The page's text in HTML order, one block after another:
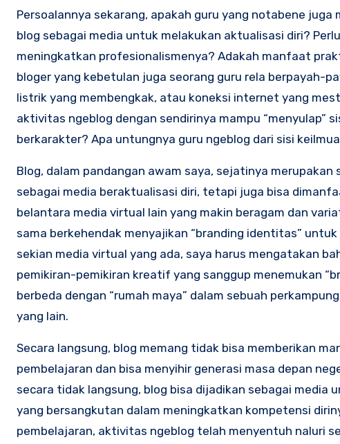
Persoalannya sekarang, apakah guru yang notabene
blog sebagai media untuk melakukan aktualisasi diri?
meningkatkan profesionalismenya? Adakah manfaat
bloger yang kebetulan juga seorang guru rela berpayah-
listrik yang membengkak, atau koneksi internet yang
aktivitas ngeblog dengan sendirinya mampu “menyulap”
berkarakter? Apa untungnya guru ngeblog dari sisi
Blog, dalam pandangan awam saya, sejatinya
sebagai media beraktualisasi diri, tetapi juga bisa
belantara media virtual lain yang makin beragam dan
sama berkehendak menyajikan “branding identitas”
sekian media virtual yang ada, saya harus mengatakan
pemikiran-pemikiran kreatif yang sanggup menemukan
berbeda dengan “rumah maya” dalam sebuah
yang lain.
Secara langsung, blog memang tidak bisa memberikan
pembelajaran dan bisa menyihir generasi masa depan
secara tidak langsung, blog bisa dijadikan sebagai
yang bersangkutan dalam meningkatkan kompetensi
pembelajaran, aktivitas ngeblog telah menyentuh naluri